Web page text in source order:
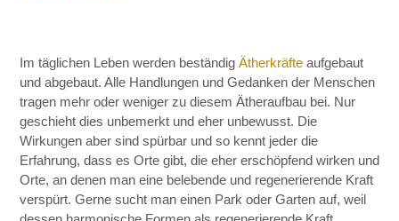
Im täglichen Leben werden beständig Ätherkräfte aufgebaut
und abgebaut. Alle Handlungen und Gedanken der Menschen
tragen mehr oder weniger zu diesem Ätheraufbau bei. Nur
geschieht dies unbemerkt und eher unbewusst. Die
Wirkungen aber sind spürbar und so kennt jeder die
Erfahrung, dass es Orte gibt, die eher erschöpfend wirken und
Orte, an denen man eine belebende und regenerierende Kraft
verspürt. Gerne sucht man einen Park oder Garten auf, weil